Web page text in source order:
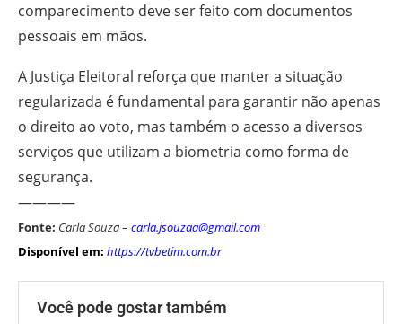
comparecimento deve ser feito com documentos
pessoais em mãos.
A Justiça Eleitoral reforça que manter a situação
regularizada é fundamental para garantir não apenas
o direito ao voto, mas também o acesso a diversos
serviços que utilizam a biometria como forma de
segurança.
————
Fonte: Carla Souza– carla.jsouzaa@gmail.com
Disponível em: https://tvbetim.com.br
Você pode gostar também